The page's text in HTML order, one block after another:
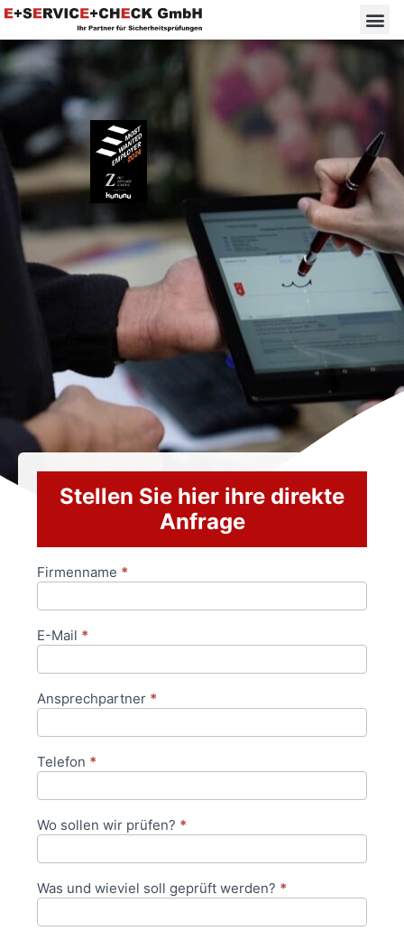
Stellen Sie hier ihre direkte
Anfrage
Anfrageformular
Firmenname *
E-Mail *
Ansprechpartner *
Telefon *
Wo sollen wir prüfen? *
Was und wieviel soll geprüft werden? *